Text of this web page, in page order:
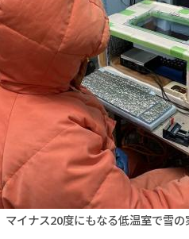
イナス20度にもなる低温室で雪